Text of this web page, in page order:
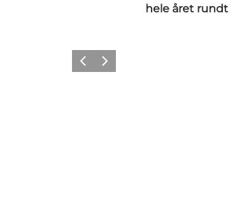
hele året rundt
ForrigeNæste